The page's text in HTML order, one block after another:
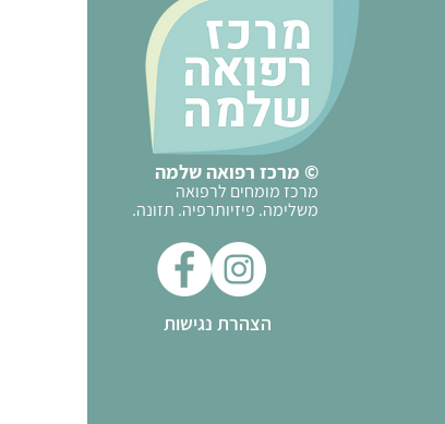
© מרכז רפואה שלמה
מרכז מומחים לרפואה
משלימה. פיזיותרפיה. תזונה.
הצהרת נגישות